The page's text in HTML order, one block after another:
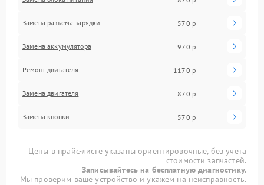
Замена разъема зарядки 570 р
Замена аккумулятора 970 р
Ремонт двигателя 1170 р
Замена двигателя 870 р
Замена кнопки 570 р
Цены в прайс-листе указаны ориентировочные, без учета
стоимости запчастей.
Записывайтесь на бесплатную диагностику.
Мы проверим ваше устройство и укажем на неисправность.